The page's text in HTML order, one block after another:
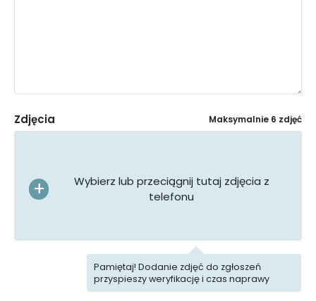
Zdjęcia Maksymalnie 6 zdjęć
Pamiętaj! Dodanie zdjęć do zgłoszeń
przyspieszy weryfikację i czas naprawy
Wybierz lub przeciągnij tutaj zdjęcia z
telefonu